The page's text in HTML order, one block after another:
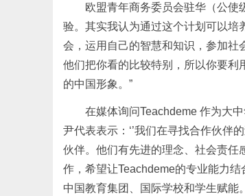
欧盟青年商务委员会驻华（公使
验。其实我认为通过这个计划可以培
会，运用自己的智慧和知识，参加社
他们把你看的比较特别，所以你要利
的中国形象。”
在媒体询问Teachdeme 作为大
尹代表表示：‘’我们在寻找合作伙伴
伙伴。他们有先进的理念、社会责任
作，希望让Teachdeme的专业能力
中国教育集团、国际学校和学生赋能